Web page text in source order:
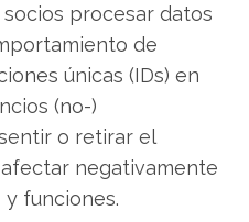
procesar datos
de
únicas (IDs) en
(no-)
o retirar el
negativamente
funciones.
enlace